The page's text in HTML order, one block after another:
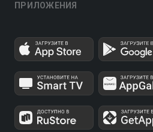
ПРИЛОЖЕНИЯ